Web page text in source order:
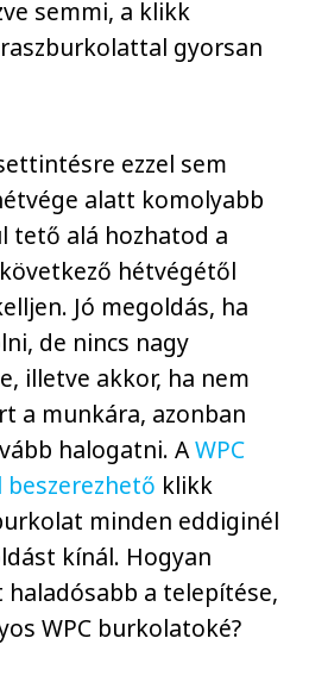
semmi, a klikk
gyorsan
ezzel sem
alatt komolyabb
tető alá hozhatod a
hétvégétől
Jó megoldás, ha
de nincs nagy
illetve akkor, ha nem
a munkára, azonban
halogatni. AWPC
beszerezhető klikk
minden eddiginél
kínál. Hogyan
a telepítése,
WPC burkolatoké?